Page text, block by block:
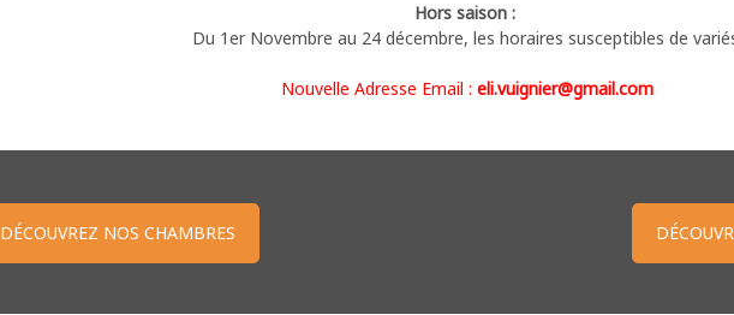
Hors saison :
Du 1er Novembre au 24 décembre, les horaires susceptibles de
Nouvelle Adresse Email : eli.vuignier@gmail.com
DÉCOUVREZ NOS CHAMBRES